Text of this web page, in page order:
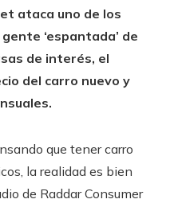
ataca uno de los
‘espantada’ de
de interés, el
del carro nuevo y
que tener carro
la realidad es bien
de Raddar Consumer